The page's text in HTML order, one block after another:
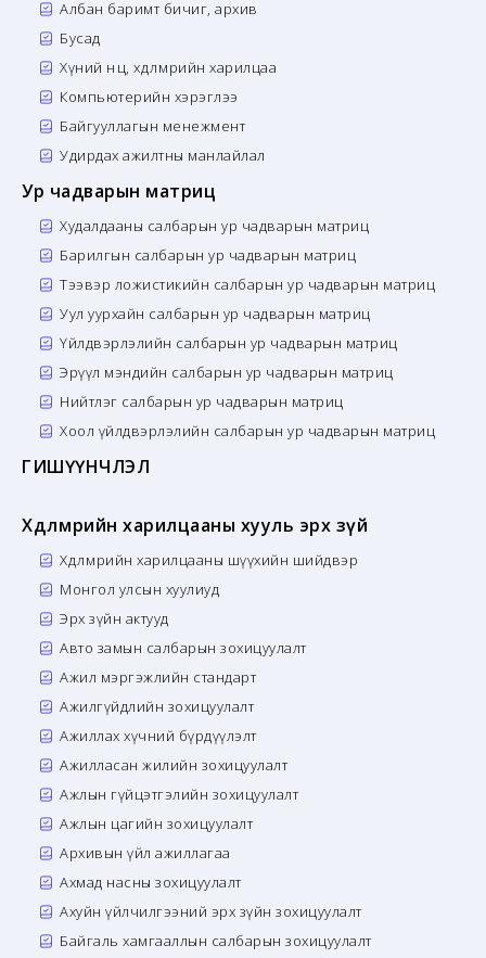
Албан баримт бичиг, архив
Бусад
Хүний нөөц, хөдөлмөрийн харилцаа
Компьютерийн хэрэглээ
Байгууллагын менежмент
Удирдах ажилтны манлайлал
Ур чадварын матриц
Худалдааны салбарын ур чадварын матриц
Барилгын салбарын ур чадварын матриц
Тээвэр ложистикийн салбарын ур чадварын матриц
Уул уурхайн салбарын ур чадварын матриц
Үйлдвэрлэлийн салбарын ур чадварын матриц
Эрүүл мэндийн салбарын ур чадварын матриц
Нийтлэг салбарын ур чадварын матриц
Хоол үйлдвэрлэлийн салбарын ур чадварын матриц
ГИШҮҮНЧЛЭЛ
Хөдөлмөрийн харилцааны хууль эрх зүй
Хөдөлмөрийн харилцааны шүүхийн шийдвэр
Монгол улсын хуулиуд
Эрх зүйн актууд
Авто замын салбарын зохицуулалт
Ажил мэргэжлийн стандарт
Ажилгүйдлийн зохицуулалт
Ажиллах хүчний бүрдүүлэлт
Ажилласан жилийн зохицуулалт
Ажлын гүйцэтгэлийн зохицуулалт
Ажлын цагийн зохицуулалт
Архивын үйл ажиллагаа
Ахмад насны зохицуулалт
Ахуйн үйлчилгээний эрх зүйн зохицуулалт
Байгаль хамгааллын салбарын зохицуулалт